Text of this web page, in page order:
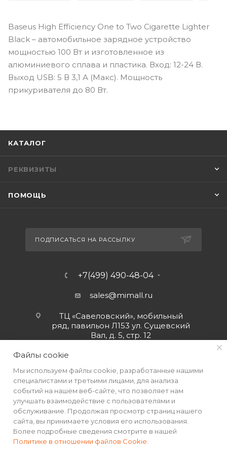
Baseus High Efficiency One to Two Cigarette Lighter
Black – автомобильное зарядное устройство
мощностью 100 Вт и изготовленное из
алюминиевого сплава и пластика. Вход: 12-24 В.
Выход USB: 5 В 3,1 А (Макс). Мощность
прикуривателя до 80 Вт.
КАТАЛОГ
РЕКВИЗИТЫ
ПОМОЩЬ
ПОДПИСАТЬСЯ НА РАССЫЛКУ
+7(499) 490-48-04
sales@mimall.ru
ТЦ «Савеловский», мобильный
ряд, павильон Л153 ул. Сущевский
Вал, д. 5, стр. 12
2026 © Интернет-магазин MiMall® • Не является публичной
Файлы cookie
Мы используем файлы cookie, разработанные нашими
специалистами и третьими лицами, для анализа
событий на нашем веб-сайте, что позволяет нам
улучшать взаимодействие с пользователями и
обслуживание. Продолжая просмотр страниц нашего
сайта, вы принимаете условия его использования.
Более подробные сведения смотрите в нашей
Политике в отношении файлов Cookie